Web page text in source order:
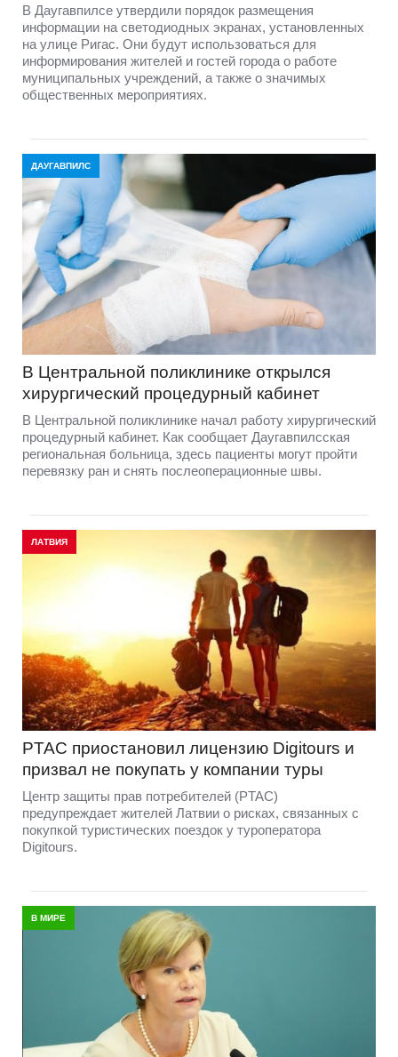
В Даугавпилсе утвердили порядок размещения
информации на светодиодных экранах, установленных
на улице Ригас. Они будут использоваться для
информирования жителей и гостей города о работе
муниципальных учреждений, а также о значимых
общественных мероприятиях.
ДАУГАВПИЛС
В Центральной поликлинике открылся
хирургический процедурный кабинет
В Центральной поликлинике начал работу хирургический
процедурный кабинет. Как сообщает Даугавпилсская
региональная больница, здесь пациенты могут пройти
перевязку ран и снять послеоперационные швы.
ЛАТВИЯ
PTAC приостановил лицензию Digitours и
призвал не покупать у компании туры
Центр защиты прав потребителей (PTAC)
предупреждает жителей Латвии о рисках, связанных с
покупкой туристических поездок у туроператора
Digitours.
В МИРЕ